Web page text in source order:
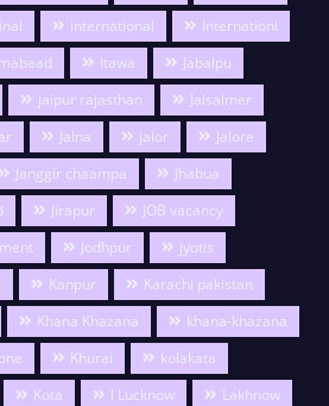
international
Internationl
Itawa
Jabalpu
jaipur rajasthan
Jaisalmer
Jalna jalor
Jalore
Janggir chaampa
Jhabua
Jirapur
JOB vacancy
Jodhpur
jyotis
Kanpur
Karachi pakistan
Khana Khazana
khana-khazana
Khurai
kolakata
Kota l Lucknow
Lakhnow